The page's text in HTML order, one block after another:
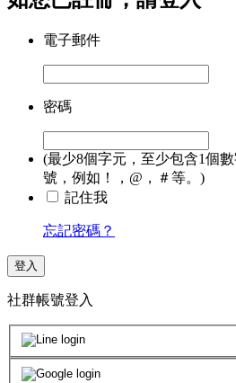
電子郵件
密碼
(最少8個字元，至少包含1個
號，例如！，@，＃等。)
記住我
忘記密碼？
登入
社群帳號登入